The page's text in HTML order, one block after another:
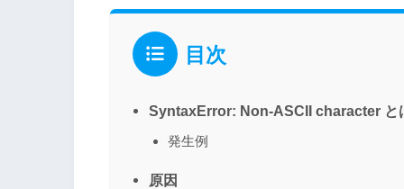
目次
SyntaxError: Non-ASCII character と
発生例
原因